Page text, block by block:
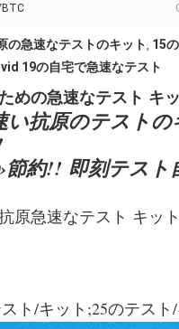
の急速なテストのキット, 15
19の自宅で急速なテスト
めの急速なテスト キ
い抗原のテスト
節約!! 即刻テス
原急速なテスト キッ
ト/キット;25のテスト